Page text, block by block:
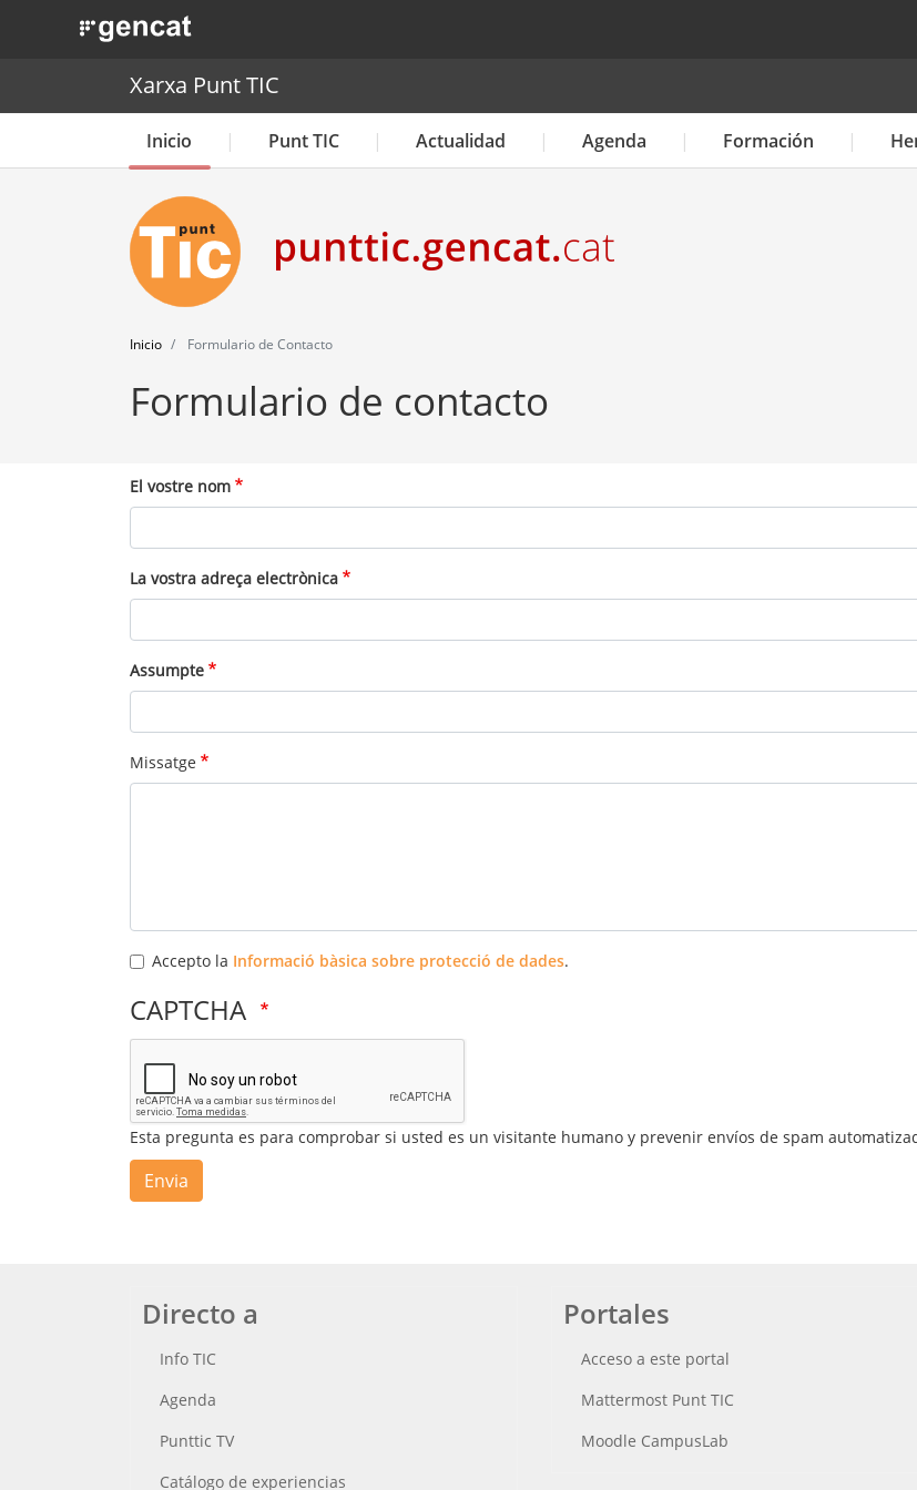
. Obre en una nova finestra.
Xarxa Punt TIC
Inicio Punt TIC Actualidad Agenda Formación
Inicio Formulario de Contacto
Formulario de contacto
El vostre nom
La vostra adreça electrònica
Assumpte
Missatge
Accepto la Informació bàsica sobre protecció de dades.
CAPTCHA
Esta pregunta es para comprobar si usted es un visitante humano y prevenir envíos de spam
Envia
Directo a
Info TIC
Agenda
Punttic TV
Catálogo de experiencias
Portales
Acceso a este portal
Mattermost Punt TIC
Moodle CampusLab